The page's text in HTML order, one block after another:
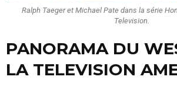
Ralph Taeger et Michael Pate dans la série
Television.
PANORAMA DU
LA TELEVISION